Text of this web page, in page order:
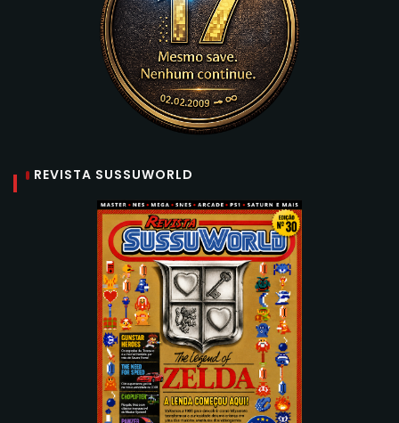
REVISTA SUSSUWORLD